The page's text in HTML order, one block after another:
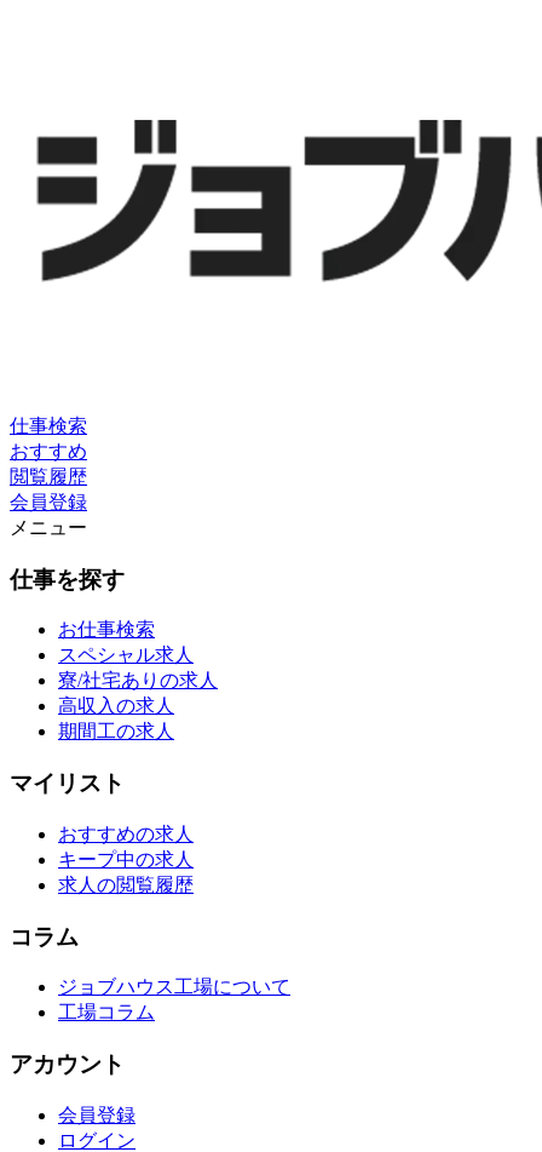
仕事検索
おすすめ
閲覧履歴
会員登録
メニュー
仕事を探す
お仕事検索
スペシャル求人
寮/社宅ありの求人
高収入の求人
期間工の求人
マイリスト
おすすめの求人
キープ中の求人
求人の閲覧履歴
コラム
ジョブハウス工場について
工場コラム
アカウント
会員登録
ログイン